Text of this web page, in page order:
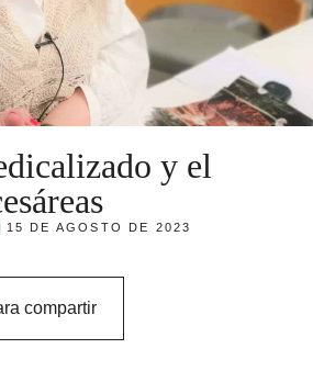
y el
15 DE AGOSTO DE 2023
compartir